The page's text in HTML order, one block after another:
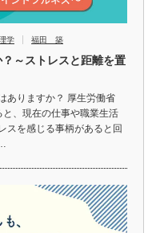
学 福田 築
～ストレスと距離を置
ありますか？ 厚生労働省
、現在の仕事や職業生活
スを感じる事柄があると回